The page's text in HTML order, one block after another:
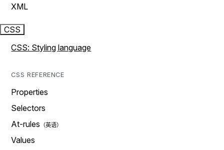
XML
CSS
CSS: Styling language
CSS REFERENCE
Properties
Selectors
At-rules
Values